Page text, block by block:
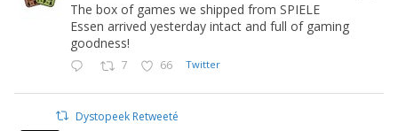
The box of games we shipped from SPIELE
Essen arrived yesterday intact and full of gaming
goodness!
7 66 Twitter
Dystopeek Retweeté